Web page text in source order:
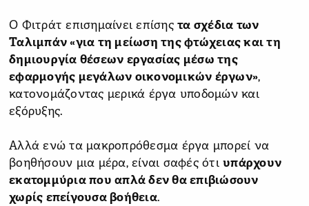
Ο Φιτράτ επισημαίνει επίσης τα σχέδια των
Ταλιμπάν «για τη μείωση της φτώχειας και τη
δημιουργία θέσεων εργασίας μέσω της
εφαρμογής μεγάλων οικονομικών έργων»,
κατονομάζοντας μερικά έργα υποδομών και
εξόρυξης.
Αλλά ενώ τα μακροπρόθεσμα έργα μπορεί να
βοηθήσουν μια μέρα, είναι σαφές ότι υπάρχουν
εκατομμύρια που απλά δεν θα επιβιώσουν
χωρίς επείγουσα βοήθεια.